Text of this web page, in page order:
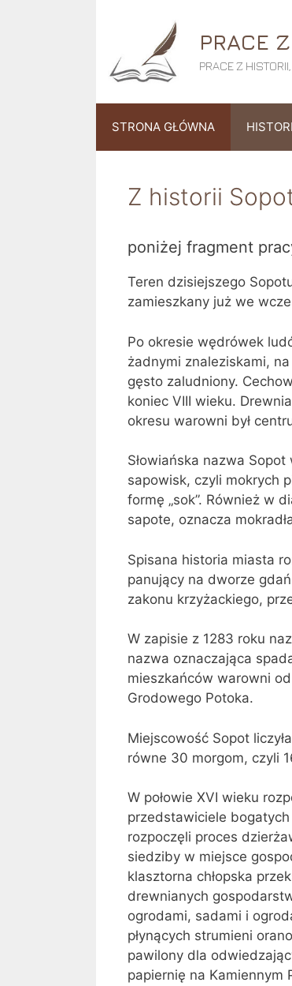
PRACE
PRACE Z
STRONA GŁÓWNA
Z historii
poniżej fragment
Teren dzisiejszego
zamieszkany już we
Po okresie wędrówek
żadnymi znaleziskami,
gęsto zaludniony.
koniec VIII wieku.
okresu warowni był
Słowiańska nazwa
sapowisk, czyli mokrych
formę „sok”. Również w
sapote, oznacza
Spisana historia miasta
panujący na dworze
zakonu krzyżackiego,
W zapisie z 1283 roku
nazwa oznaczająca
mieszkańców warowni
Grodowego Potoka.
Miejscowość Sopot
równe 30 morgom, czyli
W połowie XVI wieku
przedstawiciele
rozpoczęli proces
siedziby w miejsce
klasztorna chłopska
drewnianych
ogrodami, sadami i
płynących strumieni
pawilony dla
papiernię na Kamiennym